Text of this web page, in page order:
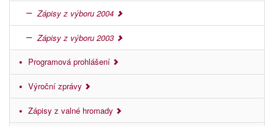
Zápisy z výboru 2004
Zápisy z výboru 2003
Programová prohlášení
Výroční zprávy
Zápisy z valné hromady